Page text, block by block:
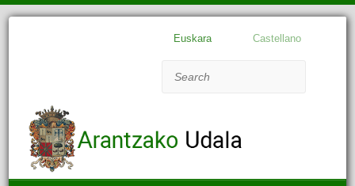
Euskara Castellano